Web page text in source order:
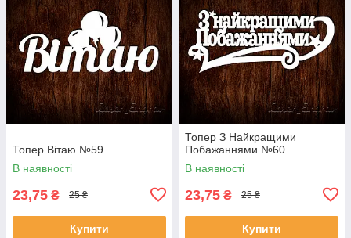
Топер Вітаю №59
В наявності
23,75 ₴ 25 ₴
Купити
Топер З Найкращими
Побажаннями №60
В наявності
23,75 ₴ 25 ₴
Купити